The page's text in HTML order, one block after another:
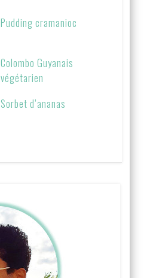
Pudding cramanioc
Colombo Guyanais
végétarien
Sorbet d’ananas